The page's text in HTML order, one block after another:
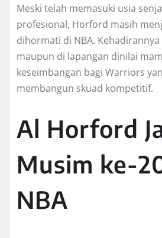
Meski telah memasuki usia
profesional, Horford masih
dihormati di NBA.
maupun di lapangan dinilai
keseimbangan bagi Warriors
membangun skuad kompetitif.
Al Horford
Musim ke-
NBA